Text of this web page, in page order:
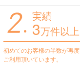
実績
3万件以上
初めてのお客様の半数が再度
ご利用頂いています。